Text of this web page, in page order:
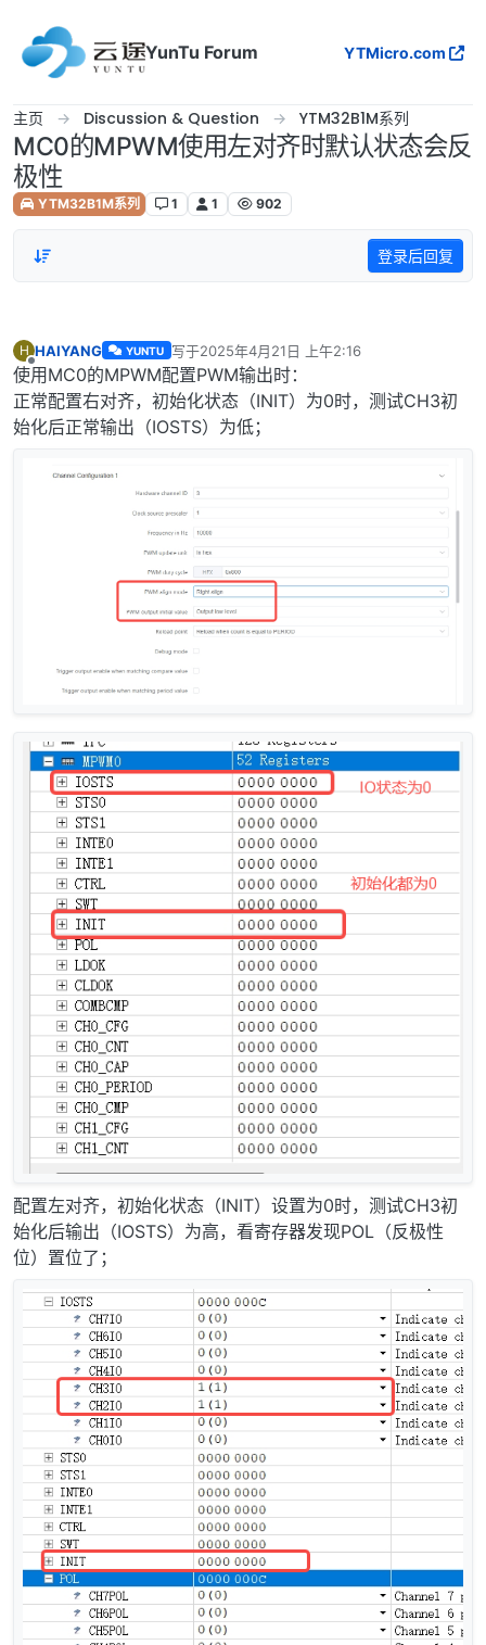
YunTu Forum
YTMicro.com
主页 Discussion & Question YTM32B1M系列
MC0的MPWM使用左对齐时默认状态会反
极性
YTM32B1M系列 1 1 902
登录后回复
H
离线
HAIYANG YUNTU 写于2025年4月21日 上午2:16
最后由 编辑
使用MC0的MPWM配置PWM输出时：
正常配置右对齐，初始化状态（INIT）为0时，测试CH3初
始化后正常输出（IOSTS）为低；
配置左对齐，初始化状态（INIT）设置为0时，测试CH3初
始化后输出（IOSTS）为高，看寄存器发现POL（反极性
位）置位了；